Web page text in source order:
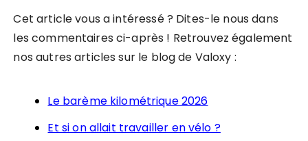
Cet article vous a intéressé ? Dites-le nous dans
les commentaires ci-après ! Retrouvez également
nos autres articles sur le blog de Valoxy :
Le barème kilométrique 2026
Et si on allait travailler en vélo ?